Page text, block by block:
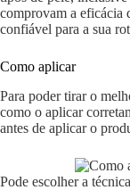
comprovam a eficácia
confiável para a sua
Como aplicar
Para poder tirar o
como o aplicar
antes de aplicar o
Pode escolher a